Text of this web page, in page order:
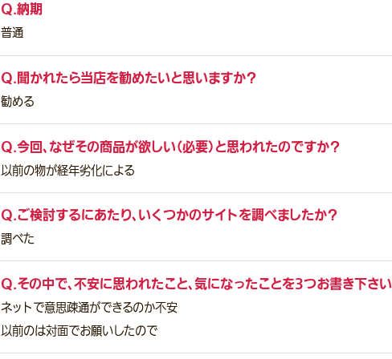
Q.納期
普通
Q.聞かれたら当店を勧めたいと思いますか？
勧める
Q.今回、なぜその商品が欲しい（必要）と思われたのですか？
以前の物が経年劣化による
Q.ご検討するにあたり、いくつかのサイトを調べましたか？
調べた
Q.その中で、不安に思われたこと、気になったことを3つお書き下さい
ネットで意思疎通ができるのか不安
以前のは対面でお願いしたので